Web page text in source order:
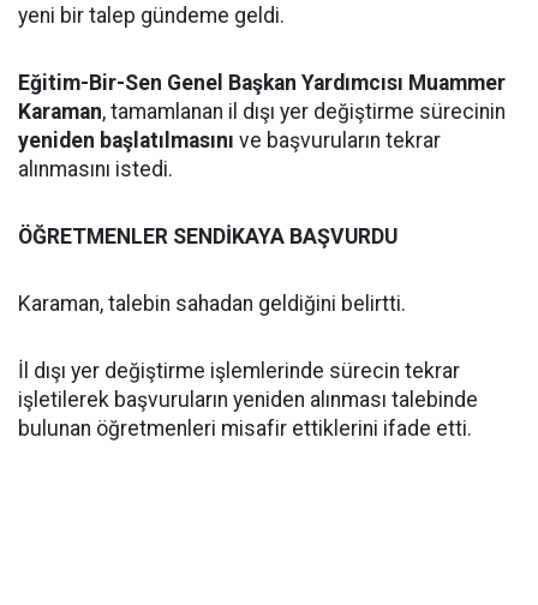
yeni bir talep gündeme geldi.
Eğitim-Bir-Sen Genel Başkan Yardımcısı Muammer
Karaman, tamamlanan il dışı yer değiştirme sürecinin
yeniden başlatılmasını ve başvuruların tekrar
alınmasını istedi.
ÖĞRETMENLER SENDİKAYA BAŞVURDU
Karaman, talebin sahadan geldiğini belirtti.
İl dışı yer değiştirme işlemlerinde sürecin tekrar
işletilerek başvuruların yeniden alınması talebinde
bulunan öğretmenleri misafir ettiklerini ifade etti.